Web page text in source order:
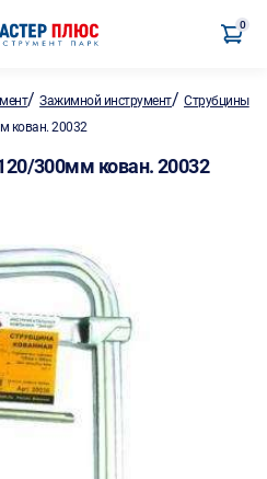
0
/Зажимной инструмент/Струбцины
кован. 20032
300мм кован. 20032